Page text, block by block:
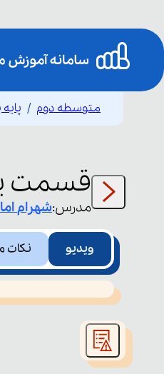
متوسطه دوم
قسمت
مدرس:شهرام
ویدیو نکات
This
is
window.